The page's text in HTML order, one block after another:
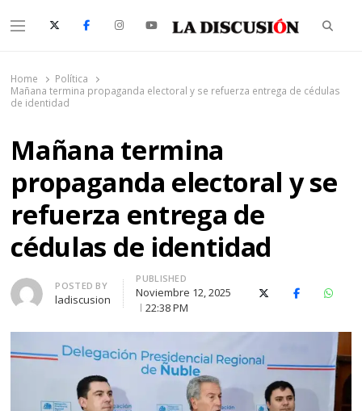
Menu
Home
Política
Mañana termina propaganda electoral y se refuerza entrega de cédulas
de identidad
Mañana termina
propaganda electoral y se
refuerza entrega de
cédulas de identidad
Author
POSTED BY
ladiscusion
PUBLISHED
Noviembre 12, 2025
22:38 PM
X (Twitter)Facebook